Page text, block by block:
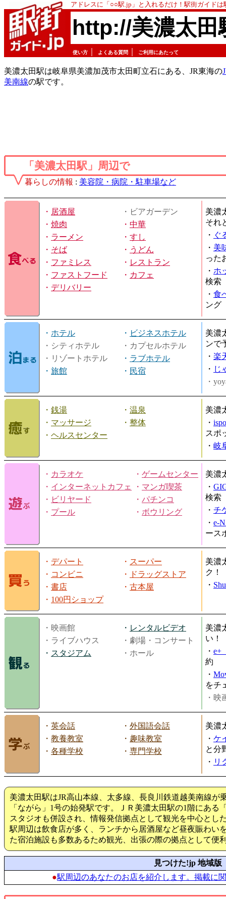
アドレスに「○○駅.jp」と入れるだけ！駅街ガイド
http://美濃太田
使い方 よくある質問 ご利用にあたって
美濃太田駅は岐阜県美濃加茂市太田町立石にある、JR東海の
美南線の駅です。
「美濃太田駅」周辺で
暮らしの情報 : 美容院・病院・駐車場など
・ 居酒屋
・ビアガーデン
・ 焼肉 ・ 中華
・ ラーメン ・ すし
・ そば ・ うどん
・ ファミレス ・ レストラン
・ ファストフード ・ カフェ
・ デリバリー
美濃
それ
・ ぐ
・ 美
った
・ ホ
検索
・ 食
ング
・ ホテル ・ ビジネスホテル
・シティホテル
・カプセルホテル
・リゾートホテル
・ ラブホテル
・ 旅館 ・ 民宿
美濃
ンで
・ 楽
・ じ
・
・ 銭湯 ・ 温泉
・ マッサージ ・ 整体
・ ヘルスセンター
美濃
・
スポ
・ 岐
・ カラオケ ・ ゲームセンター
・ インターネットカフェ ・ マンガ喫茶
・ ビリヤード ・ パチンコ
・ プール ・ ボウリング
美濃
・
検索
・ チ
・ e-
ース
・ デパート ・ スーパー
・ コンビニ ・
ドラッグストア
・ 書店 ・ 古本屋
・ 100円ショップ
美濃
ク！
・
・映画館 ・ レンタルビデオ
・ライブハウス
・劇場・コンサート
・ スタジアム ・ホール
美濃
い！
・ e+
約
・
をチ
・映
・ 英会話 ・ 外国語会話
・ 教養教室 ・ 趣味教室
・ 各種学校 ・ 専門学校
美濃
・ ケ
と分
・ リ
美濃太田駅はJR高山本線、太多線、長良川鉄道越美南線が
「ながら」1号の始発駅です。ＪＲ美濃太田駅の1階にあ
スタジオも併設され、情報発信拠点として観光を中心とし
駅周辺は飲食店が多く、ランチから居酒屋など昼夜賑わい
た宿泊施設も多数あるため観光、出張の際の拠点として便
見つけた!jp 地域版
●駅周辺のあなたのお店を紹介します。掲載に